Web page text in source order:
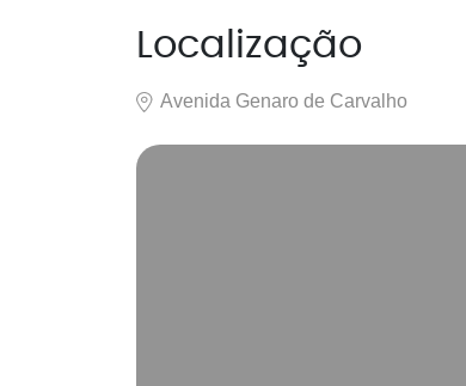
Localização
Avenida Genaro de Carvalho